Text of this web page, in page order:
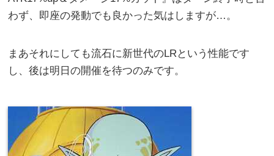
わず、即座の発動でも良かった気はしますが…。
まあそれにしても流石に新世代のLRという性能です
し、後は明日の開催を待つのみです。